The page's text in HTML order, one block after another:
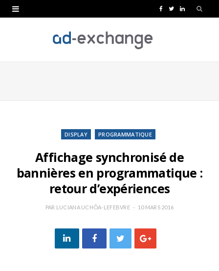
e
T
t
L
k
DISPLAY PROGRAMMATIQUE
Affichage synchronisé de
bannières en programmatique :
retour d’expériences
PAR LUCIANA UCHÔA-LEFEBVRE 10 MARS 2016